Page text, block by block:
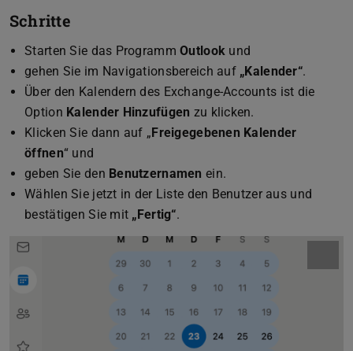
Schritte
Starten Sie das ProgrammOutlook und
gehen Sie im Navigationsbereich auf „Kalender“.
Über den Kalendern des Exchange-Accounts ist die
Option Kalender Hinzufügen zu klicken.
Klicken Sie dann auf „ Freigegebenen Kalender
öffnen“ und
geben Sie den Benutzernamen ein.
Wählen Sie jetzt in der Liste den Benutzer aus und
bestätigen Sie mit „Fertig“.